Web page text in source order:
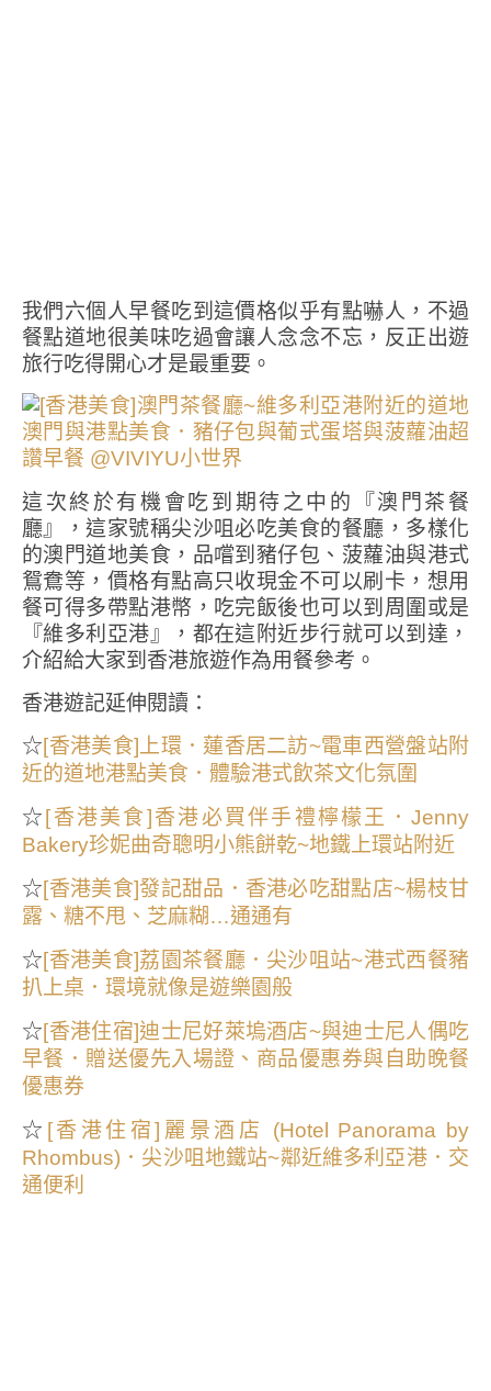
我們六個人早餐吃到這價格似乎有點嚇人，不過
餐點道地很美味吃過會讓人念念不忘，反正出遊
旅行吃得開心才是最重要。
這次終於有機會吃到期待之中的『澳門茶餐
廳』，這家號稱尖沙咀必吃美食的餐廳，多樣化
的澳門道地美食，品嚐到豬仔包、菠蘿油與港式
鴛鴦等，價格有點高只收現金不可以刷卡，想用
餐可得多帶點港幣，吃完飯後也可以到周圍或是
『維多利亞港』，都在這附近步行就可以到達，
介紹給大家到香港旅遊作為用餐參考。
香港遊記延伸閱讀：
☆[香港美食]上環．蓮香居二訪~電車西營盤站附
近的道地港點美食．體驗港式飲茶文化氛圍
☆ [香港美食]香港必買伴手禮檸檬王．Jenny
Bakery珍妮曲奇聰明小熊餅乾~地鐵上環站附近
☆[香港美食]發記甜品．香港必吃甜點店~楊枝甘
露、糖不甩、芝麻糊…通通有
☆[香港美食]荔園茶餐廳．尖沙咀站~港式西餐豬
扒上桌．環境就像是遊樂園般
☆[香港住宿]迪士尼好萊塢酒店~與迪士尼人偶吃
早餐．贈送優先入場證、商品優惠券與自助晚餐
優惠券
☆ [香港住宿]麗景酒店 (Hotel Panorama by
Rhombus)．尖沙咀地鐵站~鄰近維多利亞港．交
通便利